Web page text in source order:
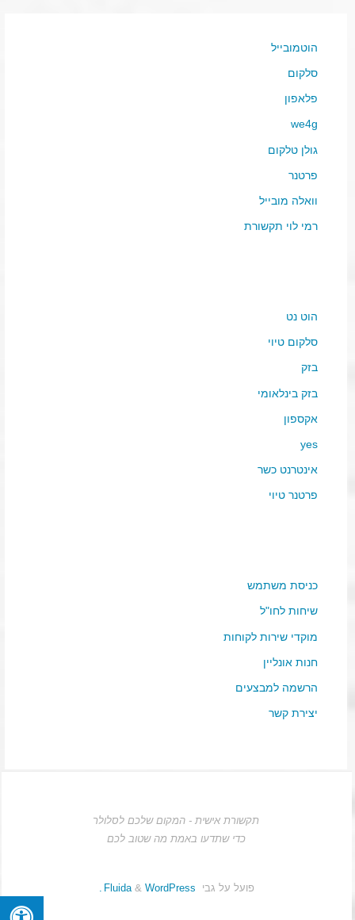
הוטמובייל
סלקום
פלאפון
we4g
גולן טלקום
פרטנר
וואלה מובייל
רמי לוי תקשורת
הוט נט
סלקום טיוי
בזק
בזק בינלאומי
אקספון
yes
אינטרנט כשר
פרטנר טיוי
כניסת משתמש
שיחות לחו"ל
מוקדי שירות לקוחות
חנות אונליין
הרשמה למבצעים
יצירת קשר
תקשורת אישית - המקום שלכם לסלולר
כדי שתדעו באמת מה שטוב לכם
פועל על גבי & WordPress.